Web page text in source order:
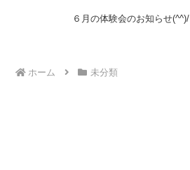
６月の体験会のお知らせ(^^)/
ホーム 未分類